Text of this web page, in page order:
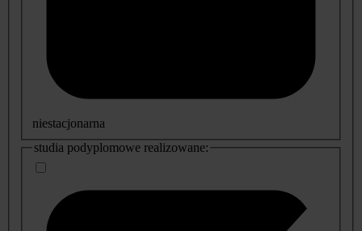
niestacjonarna
studia podyplomowe realizowane: